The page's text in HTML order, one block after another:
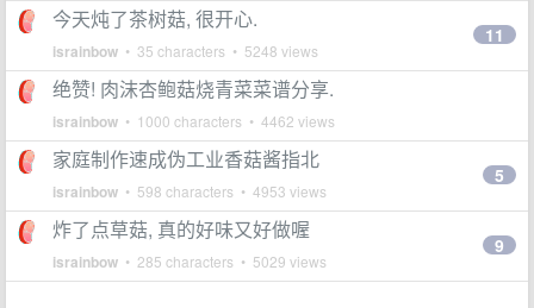
今天炖了茶树菇, 很开心.
israinbow • 35 characters • 5248 views
11
绝赞! 肉沫杏鲍菇烧青菜菜谱分享.
israinbow • 1000 characters • 4462 views
家庭制作速成伪工业香菇酱指北
israinbow • 598 characters • 4953 views
5
炸了点草菇, 真的好味又好做喔
israinbow • 285 characters • 5029 views
9